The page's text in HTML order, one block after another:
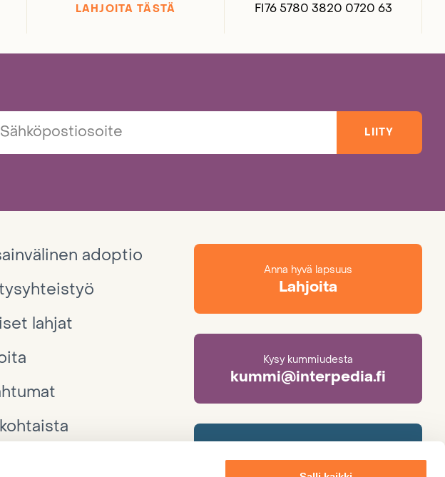
LAHJOITA TÄSTÄ FI76 5780 3820 0720 63
LIITY
adoptio
lahjat
Anna hyvä lapsuus
Lahjoita
Kysy kummiudesta
kummi@interpedia.fi